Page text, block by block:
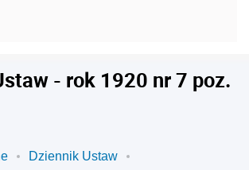
- rok 1920 nr 7 poz.
Dziennik Ustaw